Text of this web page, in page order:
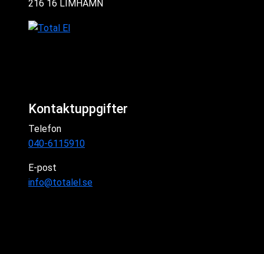
216 16 LIMHAMN
Kontaktuppgifter
Telefon
040-6115910
E-post
info@totalel.se